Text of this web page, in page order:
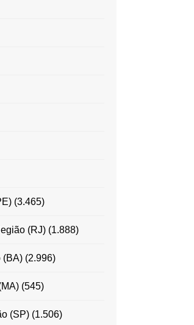
(3.465)
(RJ)(1.888)
(BA)(2.996)
(545)
(SP)(1.506)